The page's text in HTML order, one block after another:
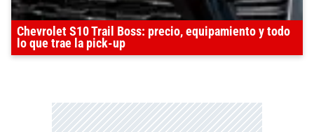
Chevrolet S10 Trail Boss: precio, equipamiento y todo
lo que trae la pick-up